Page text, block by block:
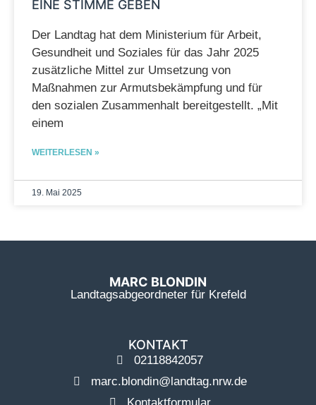
EINE STIMME GEBEN
Der Landtag hat dem Ministerium für Arbeit,
Gesundheit und Soziales für das Jahr 2025
zusätzliche Mittel zur Umsetzung von
Maßnahmen zur Armutsbekämpfung und für
den sozialen Zusammenhalt bereitgestellt. „Mit
einem
WEITERLESEN »
19. Mai 2025
MARC BLONDIN
Landtagsabgeordneter für Krefeld
KONTAKT
02118842057
marc.blondin@landtag.nrw.de